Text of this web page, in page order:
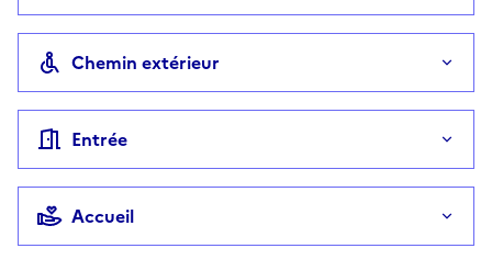
Chemin extérieur
Entrée
Accueil